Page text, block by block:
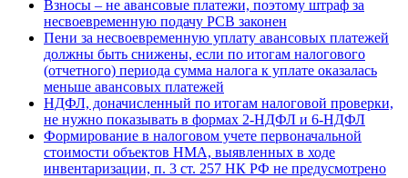
Взносы – не авансовые платежи, поэтому штраф за
несвоевременную подачу РСВ законен
Пени за несвоевременную уплату авансовых платежей
должны быть снижены, если по итогам налогового
(отчетного) периода сумма налога к уплате оказалась
меньше авансовых платежей
НДФЛ, доначисленный по итогам налоговой проверки,
не нужно показывать в формах 2-НДФЛ и 6-НДФЛ
Формирование в налоговом учете первоначальной
стоимости объектов НМА, выявленных в ходе
инвентаризации, п. 3 ст. 257 НК РФ не предусмотрено